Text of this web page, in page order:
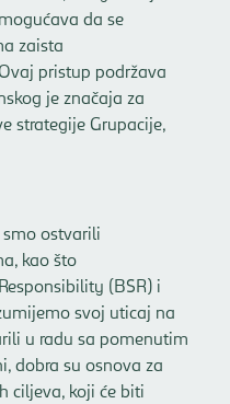
da se
zaista
pristup podržava
je značaja za
strategije Grupacije,
ostvarili
kao što
(BSR) i
svoj uticaj na
u radu sa pomenutim
dobra su osnova za
ciljeva, koji će biti